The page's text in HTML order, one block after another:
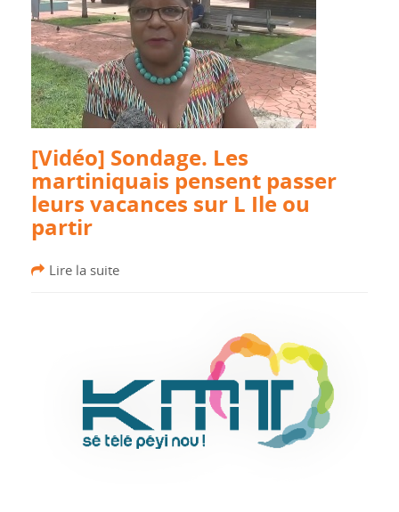
[Vidéo] Sondage. Les
martiniquais pensent passer
leurs vacances sur L Ile ou
partir
Lire la suite